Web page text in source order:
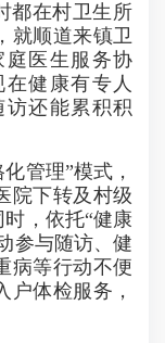
在村卫生所
就顺道来镇卫
医生服务协
健康有专人
还能累积积
管理”模式，
院下转及村级
，依托“健康
参与随访、健
病等行动不便
户体检服务，